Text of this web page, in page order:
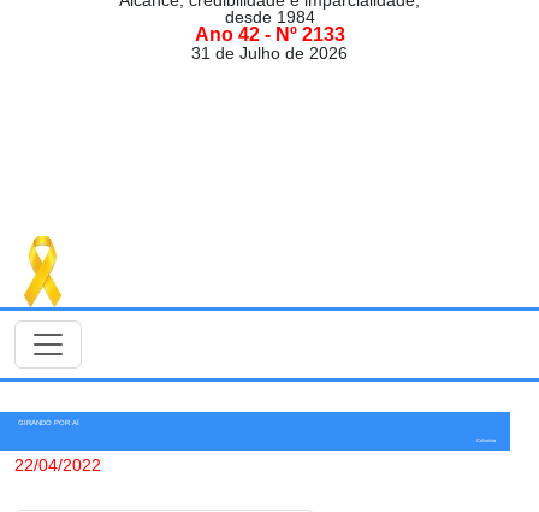
desde 1984
Ano 42 - Nº 2133
31 de Julho de 2026
GIRANDO POR AÍ
Colunista
22/04/2022